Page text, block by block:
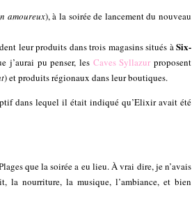
amoureux), à la soirée de lancement du nouveau
leur produits dans trois magasins situés àSix-
j’aurai pu penser, les Caves Syllazur proposent
) et produits régionaux dans leur boutiques.
dans lequel il était indiqué qu’Elixir avait été
que la soirée a eu lieu. À vrai dire, je n’avais
la nourriture, la musique, l’ambiance, et bien